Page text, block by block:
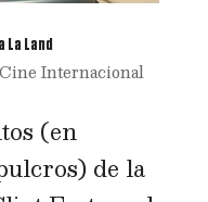
La Land
Cine Internacional
(en
de la